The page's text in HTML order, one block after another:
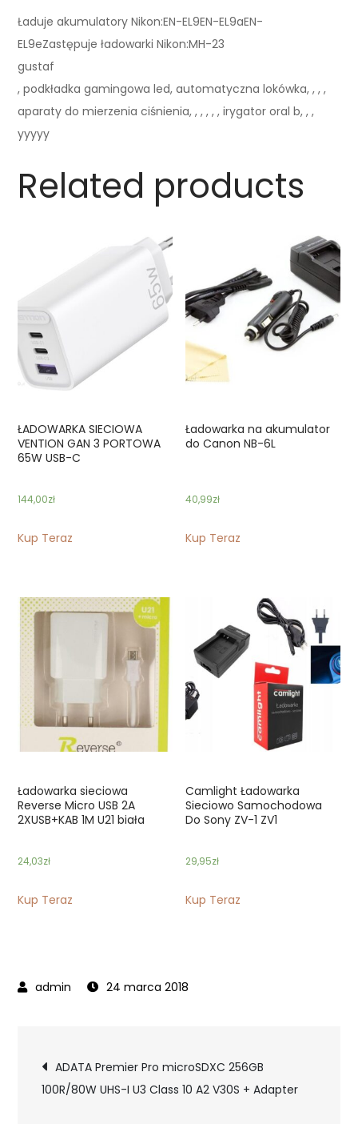
Ładuje akumulatory Nikon:EN-EL9EN-EL9aEN-
EL9eZastępuje ładowarki Nikon:MH-23
gustaf
, podkładka gamingowa led, automatyczna lokówka, , , ,
aparaty do mierzenia ciśnienia, , , , , , irygator oral b, , ,
yyyyy
Related products
ŁADOWARKA SIECIOWA
VENTION GAN 3 PORTOWA
65W USB-C
144,00zł
Kup Teraz
Ładowarka na akumulator
do Canon NB-6L
40,99zł
Kup Teraz
Ładowarka sieciowa
Reverse Micro USB 2A
2XUSB+KAB 1M U21 biała
24,03zł
Kup Teraz
Camlight Ładowarka
Sieciowo Samochodowa
Do Sony ZV-1 ZV1
29,95zł
Kup Teraz
24 marca 2018
Nawigacja
wpisu
ADATA Premier Pro microSDXC 256GB
100R/80W UHS-I U3 Class 10 A2 V30S + Adapter